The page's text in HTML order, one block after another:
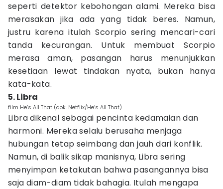
seperti detektor kebohongan alami. Mereka bisa
merasakan jika ada yang tidak beres. Namun,
justru karena itulah Scorpio sering mencari-cari
tanda kecurangan. Untuk membuat Scorpio
merasa aman, pasangan harus menunjukkan
kesetiaan lewat tindakan nyata, bukan hanya
kata-kata.
5. Libra
film He’s All That (dok. Netflix/He’s All That)
Libra dikenal sebagai pencinta kedamaian dan
harmoni. Mereka selalu berusaha menjaga
hubungan tetap seimbang dan jauh dari konflik.
Namun, di balik sikap manisnya, Libra sering
menyimpan ketakutan bahwa pasangannya bisa
saja diam-diam tidak bahagia. Itulah mengapa